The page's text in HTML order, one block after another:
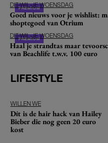
DIT-WIL-JE WOENSDAG
Goed nieuws voor je wishlist:
shoptegoed van Otrium
DIT-WIL-JE WOENSDAG
Haal je strandtas maar
van Beachlife t.w.v. 100 euro
LIFESTYLE
WILLEN WE
Dít is de hair hack van Hailey
Bieber die nog geen 20 euro
kost